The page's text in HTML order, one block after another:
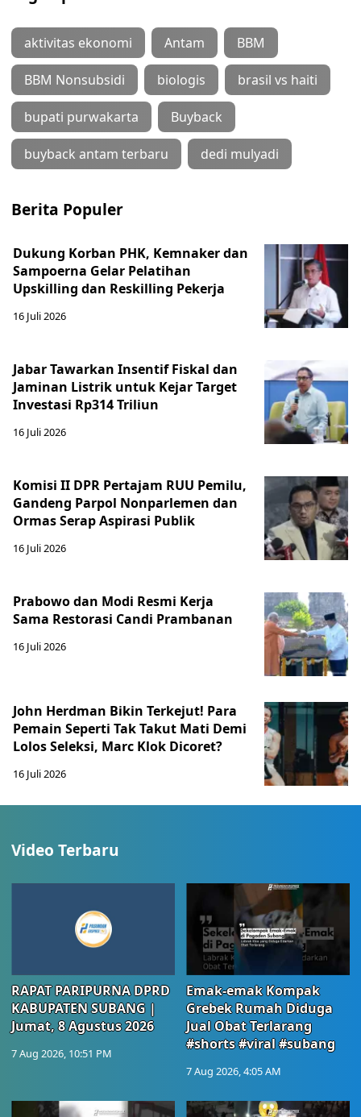
aktivitas ekonomi Antam BBM
BBM Nonsubsidi biologis brasil vs haiti
bupati purwakarta Buyback
buyback antam terbaru dedi mulyadi
Berita Populer
Dukung Korban PHK, Kemnaker dan
Sampoerna Gelar Pelatihan
Upskilling dan Reskilling Pekerja
16 Juli 2026
Jabar Tawarkan Insentif Fiskal dan
Jaminan Listrik untuk Kejar Target
Investasi Rp314 Triliun
16 Juli 2026
Komisi II DPR Pertajam RUU Pemilu,
Gandeng Parpol Nonparlemen dan
Ormas Serap Aspirasi Publik
16 Juli 2026
Prabowo dan Modi Resmi Kerja
Sama Restorasi Candi Prambanan
16 Juli 2026
John Herdman Bikin Terkejut! Para
Pemain Seperti Tak Takut Mati Demi
Lolos Seleksi, Marc Klok Dicoret?
16 Juli 2026
Video Terbaru
RAPAT PARIPURNA DPRD
KABUPATEN SUBANG |
Jumat, 8 Agustus 2026
7 Aug 2026, 10:51 PM
Emak-emak Kompak
Grebek Rumah Diduga
Jual Obat Terlarang
#shorts #viral #subang
7 Aug 2026, 4:05 AM